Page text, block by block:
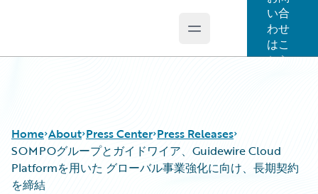
Open main menu
い合
わせ
はこ
ちら
Home About Press Center Press Releases
SOMPOグループとガイドワイア、Guidewire Cloud
Platformを用いた グローバル事業強化に向け、長期契約
を締結